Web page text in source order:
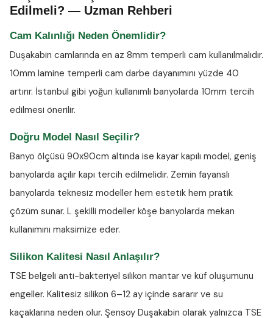
Edilmeli? — Uzman Rehberi
Cam Kalınlığı Neden Önemlidir?
Duşakabin camlarında en az 8mm temperli cam kullanılmalıdır.
10mm lamine temperli cam darbe dayanımını yüzde 40
artırır. İstanbul gibi yoğun kullanımlı banyolarda 10mm tercih
edilmesi önerilir.
Doğru Model Nasıl Seçilir?
Banyo ölçüsü 90x90cm altında ise kayar kapılı model, geniş
banyolarda açılır kapı tercih edilmelidir. Zemin fayanslı
banyolarda teknesiz modeller hem estetik hem pratik
çözüm sunar. L şekilli modeller köşe banyolarda mekan
kullanımını maksimize eder.
Silikon Kalitesi Nasıl Anlaşılır?
TSE belgeli anti-bakteriyel silikon mantar ve küf oluşumunu
engeller. Kalitesiz silikon 6–12 ay içinde sararır ve su
kaçaklarına neden olur. Şensoy Duşakabin olarak yalnızca TSE